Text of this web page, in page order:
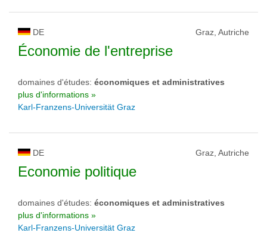
DE Graz, Autriche
Économie de l'entreprise
domaines d'études: économiques et administratives
plus d'informations »
Karl-Franzens-Universität Graz
DE Graz, Autriche
Economie politique
domaines d'études: économiques et administratives
plus d'informations »
Karl-Franzens-Universität Graz